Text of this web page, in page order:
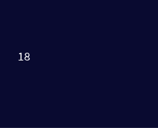
18